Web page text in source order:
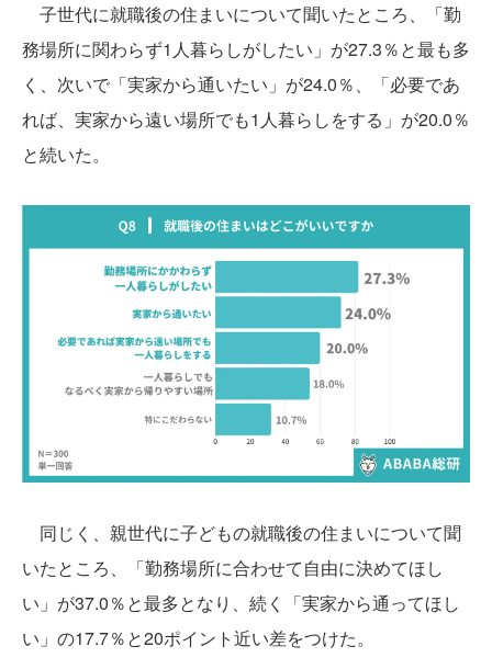
子世代に就職後の住まいについて聞いたところ、「勤
務場所に関わらず1人暮らしがしたい」が27.3％と最も多
く、次いで「実家から通いたい」が24.0％、「必要であ
れば、実家から遠い場所でも1人暮らしをする」が20.0％
と続いた。
同じく、親世代に子どもの就職後の住まいについて聞
いたところ、「勤務場所に合わせて自由に決めてほし
い」が37.0％と最多となり、続く「実家から通ってほし
い」の17.7％と20ポイント近い差をつけた。